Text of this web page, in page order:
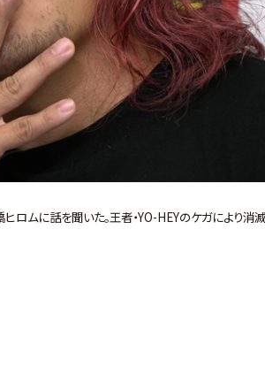
ロムに話を聞いた。王者・YO-HEYのケガにより消